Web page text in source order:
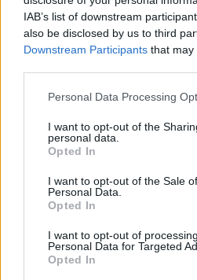
IAB’s list of downstream
also be disclosed by us to third
Downstream Participants that may
Personal Data Processing
I want to opt-out of the
personal data.
Opted In
I want to opt-out of the Sale
Personal Data.
Opted In
I want to opt-out of
Personal Data for Targeted
Opted In
(3.113.640 euro ) èsuperiore
dello stesso settore in provincia
calcolata su 22 imprese.
Elaborazione sui bilanci depositati
divisione ATECO e provincia.
Dove si trova
Indirizzo:
Comune: